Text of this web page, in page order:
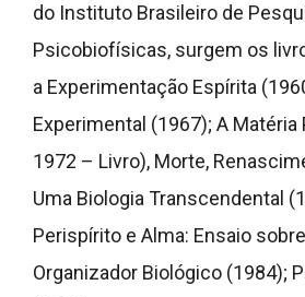
do Instituto Brasileiro de
Psicobiofísicas, surgem os
a Experimentação Espírita
Experimental (1967); A
1972 – Livro), Morte,
Uma Biologia Transcendental
Perispírito e Alma: Ensaio
Organizador Biológico (1984);